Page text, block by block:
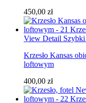
450,00 zł
View Detail
Krzesło Kansas
loftowym
400,00 zł